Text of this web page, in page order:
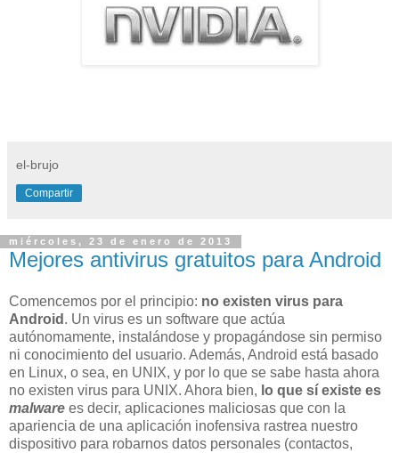
el-brujo
Compartir
miércoles, 23 de enero de 2013
Mejores antivirus gratuitos para Android
Comencemos por el principio: no existen virus para
Android . Un virus es un software que actúa
autónomamente, instalándose y propagándose sin permiso
ni conocimiento del usuario. Además, Android está basado
en Linux, o sea, en UNIX, y por lo que se sabe hasta ahora
no existen virus para UNIX. Ahora bien, lo que sí existe es
malware es decir, aplicaciones maliciosas que con la
apariencia de una aplicación inofensiva rastrea nuestro
dispositivo para robarnos datos personales (contactos,